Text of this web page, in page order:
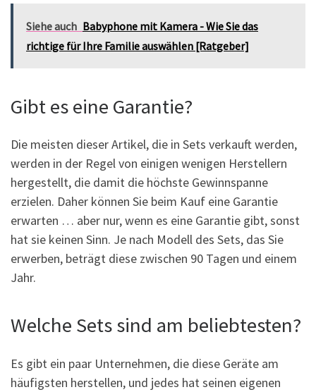
Siehe auch Babyphone mit Kamera - Wie Sie das
richtige für Ihre Familie auswählen [Ratgeber]
Gibt es eine Garantie?
Die meisten dieser Artikel, die in Sets verkauft werden,
werden in der Regel von einigen wenigen Herstellern
hergestellt, die damit die höchste Gewinnspanne
erzielen. Daher können Sie beim Kauf eine Garantie
erwarten … aber nur, wenn es eine Garantie gibt, sonst
hat sie keinen Sinn. Je nach Modell des Sets, das Sie
erwerben, beträgt diese zwischen 90 Tagen und einem
Jahr.
Welche Sets sind am beliebtesten?
Es gibt ein paar Unternehmen, die diese Geräte am
häufigsten herstellen, und jedes hat seinen eigenen